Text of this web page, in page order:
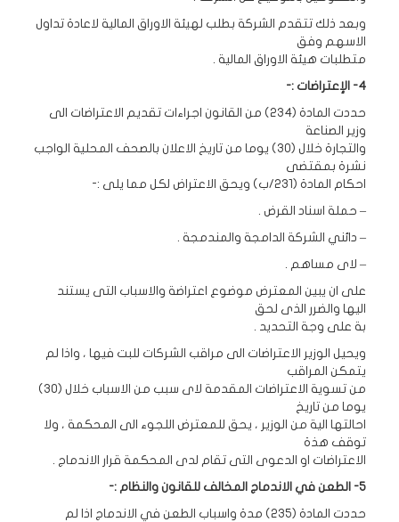
وبعد ذلك تتقدم الشركة بطلب لهيئة الاوراق المالية لاعادة تداول
الاسهم وفق
متطلبات هيئة الاوراق المالية .
4- الإعتراضات :-
حددت المادة (234) من القانون اجراءات تقديم الاعتراضات الى
وزير الصناعة
والتجارة خلال (30) يوما من تاريخ الاعلان بالصحف المحلية الواجب
نشرة بمقتضى
احكام المادة (231/ب) ويحق الاعتراض لكل مما يلى :-
– حملة اسناد القرض .
– دائني الشركة الدامجة والمندمجة .
– لاى مساهم .
على ان يبين المعترض موضوع اعتراضة والاسباب التى يستند
اليها والضرر الذى لحق
بة على وجة التحديد .
ويحيل الوزير الاعتراضات الى مراقب الشركات للبت فيها ، واذا لم
يتمكن المراقب
من تسوية الاعتراضات المقدمة لاى سبب من الاسباب خلال (30)
يوما من تاريخ
احالتها الية من الوزير ، يحق للمعترض اللجوء الى المحكمة ، ولا
توقف هذة
الاعتراضات او الدعوى التى تقام لدى المحكمة قرار الاندماج .
5- الطعن في الاندماج المخالف للقانون والنظام :-
حددت المادة (235) مدة واسباب الطعن في الاندماج اذا لم